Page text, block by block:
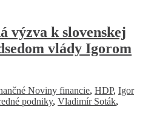
výzva k slovenskej
vlády Igorom
Noviny financie, HDP, Igor
podniky, Vladimír Soták,